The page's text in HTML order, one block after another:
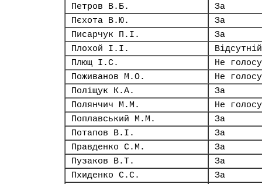
Петров В.Б.
За
Пєхота В.Ю.
За
Писарчук П.І.
За
Плохой І.І.
Відсутній
Плющ І.С.
Не
Поживанов М.О.
Не
Поліщук К.А.
За
Полянчич М.М.
Не
Поплавський М.М.
За
Потапов В.І.
За
Правденко С.М.
За
Пузаков В.Т.
За
Пхиденко С.С.
За